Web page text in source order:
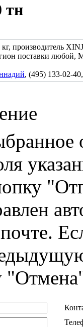
тн
производитель
поставки любой,
, (495) 133-02-